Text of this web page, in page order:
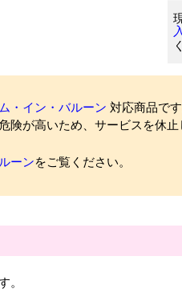
・イン・バルーン 対応商品で
険が高いため、サービスを休止
ーンをご覧ください。
。